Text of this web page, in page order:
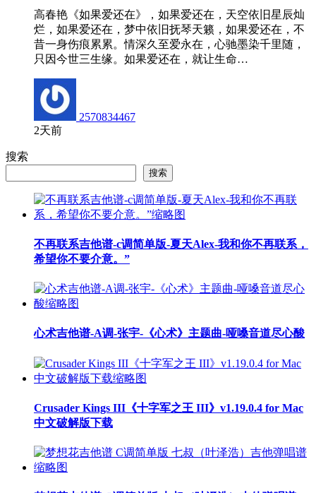
高春艳《如果爱还在》，如果爱还在，天空依旧星辰灿
烂，如果爱还在，梦中依旧抚琴天籁，如果爱还在，不
昔一身伤痕累累。情深久至爱永在，心驰墨染千里随，
只因今世三生缘。如果爱还在，就让生命…
2570834467
2天前
搜索
搜索
不再联系吉他谱-c调简单版-夏天Alex-我和你不再联系，
希望你不要介意。”
心术吉他谱-A调-张宇-《心术》主题曲-哑嗓音道尽心酸
Crusader Kings III《十字军之王 III》v1.19.0.4 for Mac
中文破解版下载